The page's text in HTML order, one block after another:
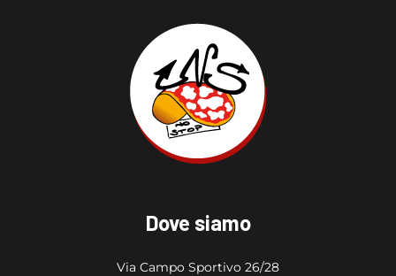
Dove siamo
Via Campo Sportivo 26/28